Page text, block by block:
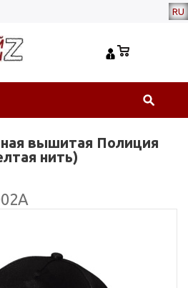
RU
вышитая Полиция
нить)